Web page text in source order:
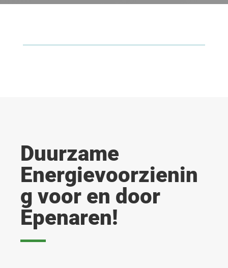
Duurzame
Energievoorzienin
g voor en door
Epenaren!